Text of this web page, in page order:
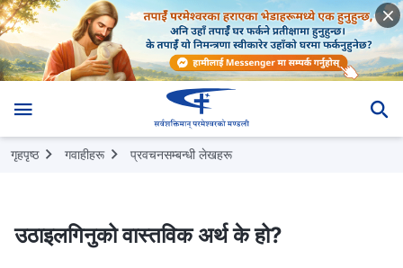
गृहपृष्ठ गवाहीहरू प्रवचनसम्‍बन्धी लेखहरू
उठाइलगिनुको वास्तविक अर्थ के हो?